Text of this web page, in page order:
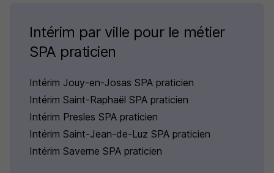
Intérim par ville pour le métier
SPA praticien
Intérim Jouy-en-Josas SPA praticien
Intérim Saint-Raphaël SPA praticien
Intérim Presles SPA praticien
Intérim Saint-Jean-de-Luz SPA praticien
Intérim Saverne SPA praticien